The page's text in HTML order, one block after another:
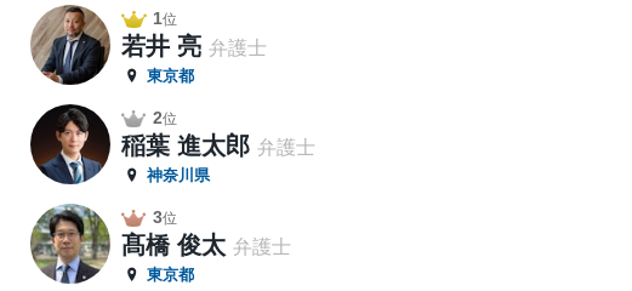
1位
若井 亮 弁護士
東京都
2位
稲葉 進太郎 弁護士
神奈川県
3位
髙橋 俊太 弁護士
東京都